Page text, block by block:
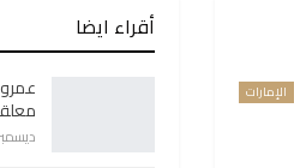
الإمارات
أقراء ايضا
ديسمبر 30,